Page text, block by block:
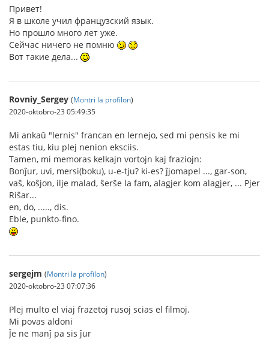
Привет!
Я в школе учил французский язык.
Но прошло много лет уже.
Сейчас ничего не помню
Вот такие дела...
Rovniy_Sergey (Montri la profilon)
2020-oktobro-23 05:49:35
Mi ankaŭ "lernis" francan en lernejo, sed mi pensis ke mi
estas tiu, kiu plej nenion eksciis.
Tamen, mi memoras kelkajn vortojn kaj fraziojn:
Bonĵur, uvi, mersi(boku), u-e-tju? ki-es? ĵjomapel ..., gar-son,
vaŝ, koŝjon, ilje malad, ŝerŝe la fam, alagjer kom alagjer, ... Pjer
Riŝar...
en, do, ....., dis.
Eble, punkto-fino.
sergejm (Montri la profilon)
2020-oktobro-23 07:07:36
Plej multo el viaj frazetoj rusoj scias el filmoj.
Mi povas aldoni
Ĵe ne manĵ pa sis ĵur